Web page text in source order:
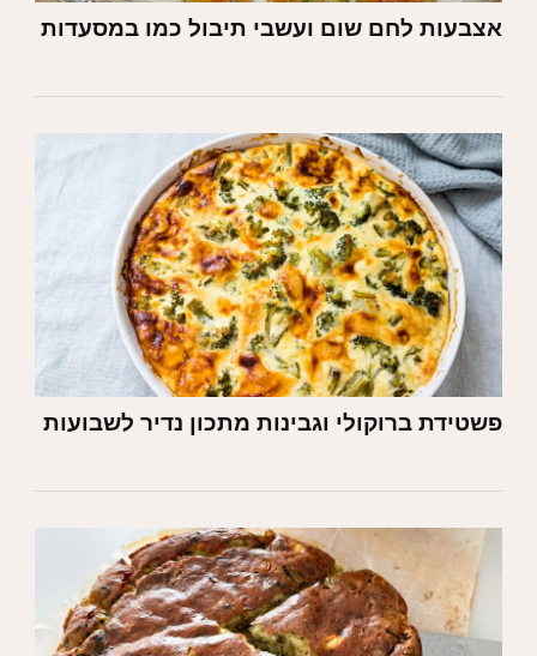
אצבעות לחם שום ועשבי תיבול כמו במסעדות
פשטידת ברוקולי וגבינות מתכון נדיר לשבועות